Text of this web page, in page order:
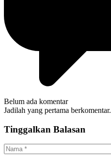
Belum ada komentar
Jadilah yang pertama berkomentar.
Tinggalkan Balasan